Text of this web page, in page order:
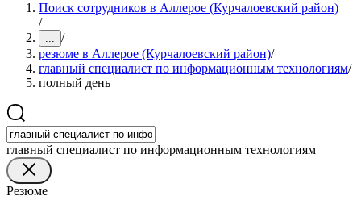
Поиск сотрудников в Аллерое (Курчалоевский район)
/
... /
резюме в Аллерое (Курчалоевский район)/
главный специалист по информационным технологиям/
полный день
главный специалист по информационным технологиям
Резюме